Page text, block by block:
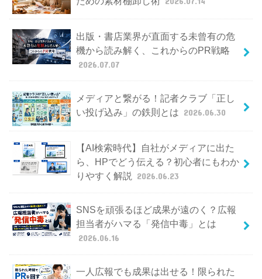
出版・書店業界が直面する未曾有の危
機から読み解く、これからのPR戦略
2026.07.07
メディアと繋がる！記者クラブ「正し
い投げ込み」の鉄則とは 2026.06.30
【AI検索時代】自社がメディアに出た
ら、HPでどう伝える？初心者にもわか
りやすく解説
2026.06.23
SNSを頑張るほど成果が遠のく？広報
担当者がハマる「発信中毒」とは
2026.06.16
一人広報でも成果は出せる！限られた